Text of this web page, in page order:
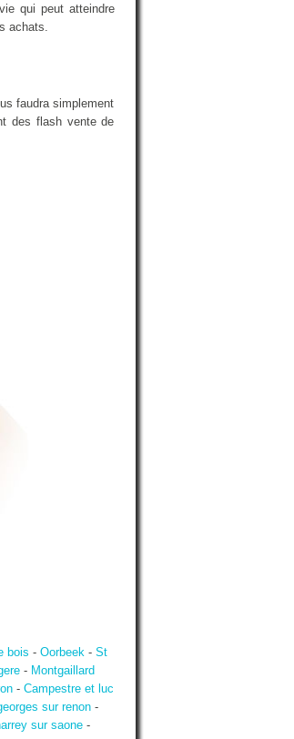
qui peut atteindre
achats.
faudra simplement
des flash vente de
bois - Oorbeek - St
- Montgaillard
- Campestre et luc
sur renon-
sur saone -